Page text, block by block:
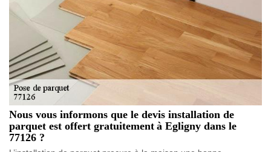
Nous vous informons que le devis installation de
parquet est offert gratuitement à Egligny dans le
77126 ?